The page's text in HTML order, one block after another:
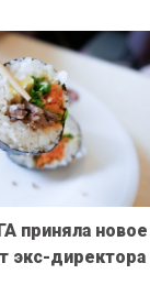
приняла новое
экс-директора